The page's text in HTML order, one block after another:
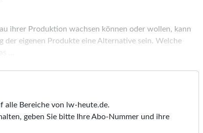
ihrer Produktion wachsen können oder wollen, kann
eigenen Produkte eine Alternative sein. Welche
...
alle Bereiche von lw-heute.de.
geben Sie bitte Ihre Abo-Nummer und ihre